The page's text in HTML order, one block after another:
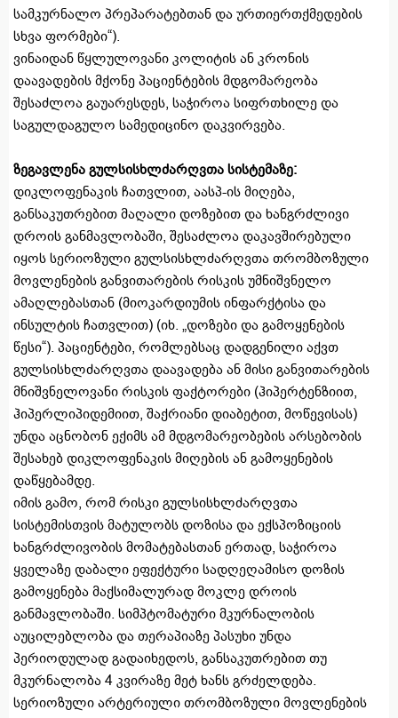
სამკურნალო პრეპარატებთან და ურთიერთქმედების
სხვა ფორმები“).
ვინაიდან წყლულოვანი კოლიტის ან კრონის
დაავადების მქონე პაციენტების მდგომარეობა
შესაძლოა გაუარესდეს, საჭიროა სიფრთხილე და
საგულდაგულო სამედიცინო დაკვირვება.
ზეგავლენა გულსისხლძარღვთა სისტემაზე:
დიკლოფენაკის ჩათვლით, აასპ-ის მიღება,
განსაკუთრებით მაღალი დოზებით და ხანგრძლივი
დროის განმავლობაში, შესაძლოა დაკავშირებული
იყოს სერიოზული გულსისხლძარღვთა თრომბოზული
მოვლენების განვითარების რისკის უმნიშვნელო
ამაღლებასთან (მიოკარდიუმის ინფარქტისა და
ინსულტის ჩათვლით) (იხ. „დოზები და გამოყენების
წესი“). პაციენტები, რომლებსაც დადგენილი აქვთ
გულსისხლძარღვთა დაავადება ან მისი განვითარების
მნიშვნელოვანი რისკის ფაქტორები (ჰიპერტენზიით,
ჰიპერლიპიდემიით, შაქრიანი დიაბეტით, მოწევისას)
უნდა აცნობონ ექიმს ამ მდგომარეობების არსებობის
შესახებ დიკლოფენაკის მიღების ან გამოყენების
დაწყებამდე.
იმის გამო, რომ რისკი გულსისხლძარღვთა
სისტემისთვის მატულობს დოზისა და ექსპოზიციის
ხანგრძლივობის მომატებასთან ერთად, საჭიროა
ყველაზე დაბალი ეფექტური სადღეღამისო დოზის
გამოყენება მაქსიმალურად მოკლე დროის
განმავლობაში. სიმპტომატური მკურნალობის
აუცილებლობა და თერაპიაზე პასუხი უნდა
პერიოდულად გადაიხედოს, განსაკუთრებით თუ
მკურნალობა 4 კვირაზე მეტ ხანს გრძელდება.
სერიოზული არტერიული თრომბოზული მოვლენების